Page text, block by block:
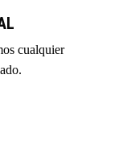
cualquier